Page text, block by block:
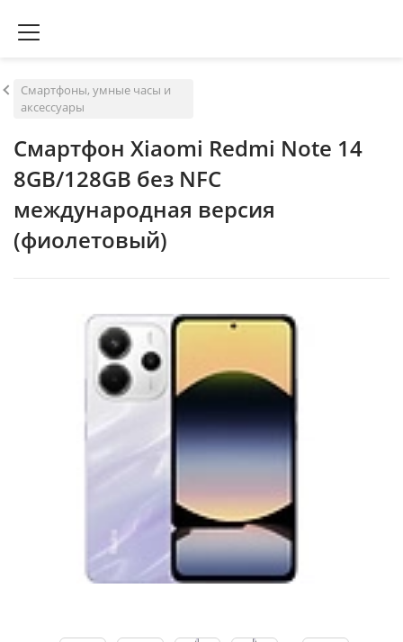
Смартфоны, умные часы и
аксессуары
Смартфон Xiaomi Redmi Note 14
8GB/128GB без NFC
международная версия
(фиолетовый)